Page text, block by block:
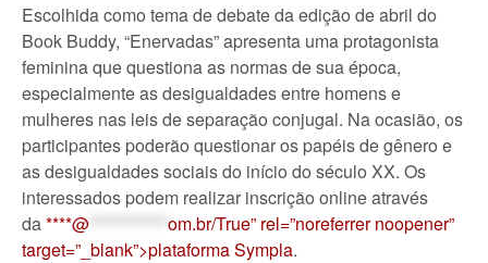
Escolhida como tema de debate da edição de abril do
Book Buddy, “Enervadas” apresenta uma protagonista
feminina que questiona as normas de sua época,
especialmente as desigualdades entre homens e
mulheres nas leis de separação conjugal. Na ocasião, os
participantes poderão questionar os papéis de gênero e
as desigualdades sociais do início do século XX. Os
interessados podem realizar inscrição online através
da****@
om.br/True” rel=”noreferrer noopener”
target=”_blank”>plataforma Sympla.